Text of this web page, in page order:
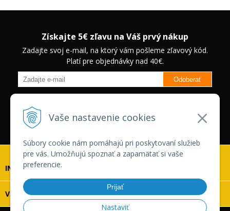
Vaše nastavenie cookies
Súbory cookie nám pomáhajú pri poskytovaní služieb
pre vás. Umožňujú spoznať a zapamätať si vaše
preferencie.
Prijať
Nastaviť
Získajte 5€ zľavu na Váš prvý nákup
Zadajte svoj e-mail, na ktorý vám pošleme zľavový kód.
Platí pre objednávky nad 40€.
Odoberať
zľavách na vybrané produkty.
Neplatí pre Veľkoobchodných
zákazníkov.
INFOLINKA
VŠETKO O NÁKUPE